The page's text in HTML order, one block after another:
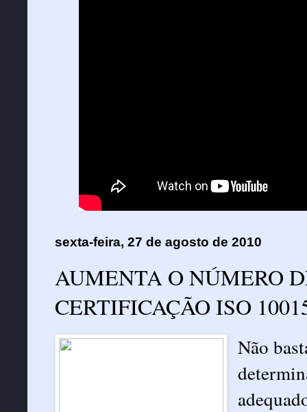
sexta-feira, 27 de agosto de 2010
AUMENTA O NÚMERO
CERTIFICAÇÃO ISO
Não